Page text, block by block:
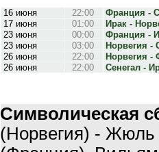
16 июня 22:00
Франция -
17 июня
01:00
Ирак -
23 июня
00:00
Франция -
23 июня
03:00
Норвегия -
26 июня
22:00
Норвегия -
26 июня
22:00 Сенегал -
Символическая
(Норвегия) - Жюль